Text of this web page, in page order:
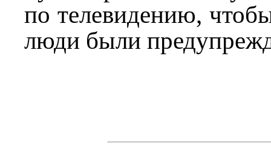
по телевидению,
люди были